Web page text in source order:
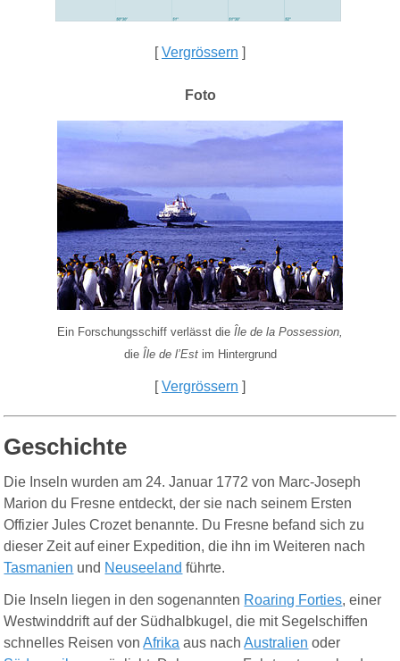
[Vergrössern ]
Foto
Ein Forschungsschiff verlässt die Île de la Possession,
die Île de l’Est im Hintergrund
[Vergrössern ]
Geschichte
Die Inseln wurden am 24. Januar 1772 von Marc-Joseph
Marion du Fresne entdeckt, der sie nach seinem Ersten
Offizier Jules Crozet benannte. Du Fresne befand sich zu
dieser Zeit auf einer Expedition, die ihn im Weiteren nach
Tasmanien und Neuseeland führte.
Die Inseln liegen in den sogenannten Roaring Forties, einer
Westwinddrift auf der Südhalbkugel, die mit Segelschiffen
schnelles Reisen vonAfrika aus nachAustralien oder